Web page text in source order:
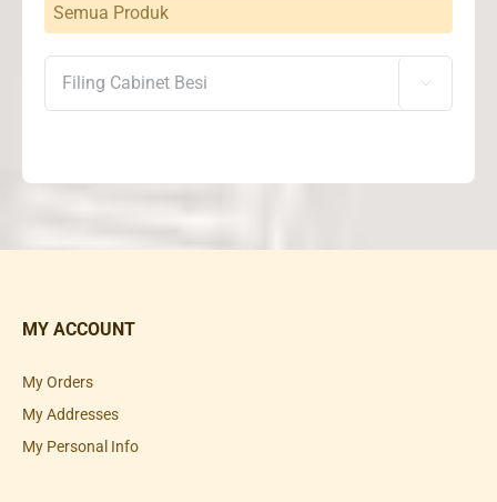
Semua Produk

MY ACCOUNT
My Orders
My Addresses
My Personal Info